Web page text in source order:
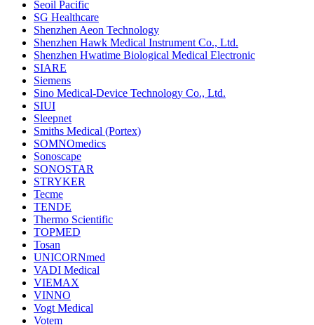
Seoil Pacific
SG Healthcare
Shenzhen Aeon Technology
Shenzhen Hawk Medical Instrument Co., Ltd.
Shenzhen Hwatime Biological Medical Electronic
SIARE
Siemens
Sino Medical-Device Technology Co., Ltd.
SIUI
Sleepnet
Smiths Medical (Portex)
SOMNOmedics
Sonoscape
SONOSTAR
STRYKER
Tecme
TENDE
Thermo Scientific
TOPMED
Tosan
UNICORNmed
VADI Medical
VIEMAX
VINNO
Vogt Medical
Votem